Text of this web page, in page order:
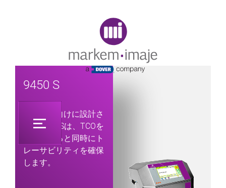
9450 S
飲料業界向けに設計さ
れた9450 Sは、TCOを
最適化すると同時にト
レーサビリティを確保
します。